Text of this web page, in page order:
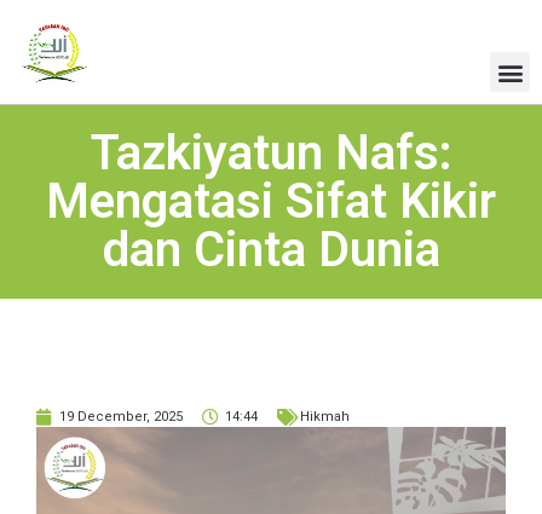
Tazkiyatun Nafs:
Mengatasi Sifat Kikir
dan Cinta Dunia
19 December, 2025 14:44 Hikmah